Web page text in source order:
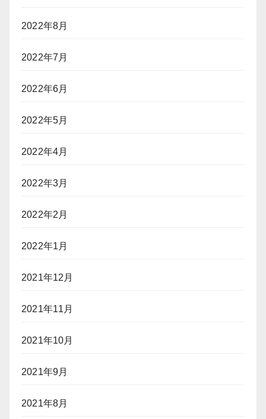
2022年8月
2022年7月
2022年6月
2022年5月
2022年4月
2022年3月
2022年2月
2022年1月
2021年12月
2021年11月
2021年10月
2021年9月
2021年8月